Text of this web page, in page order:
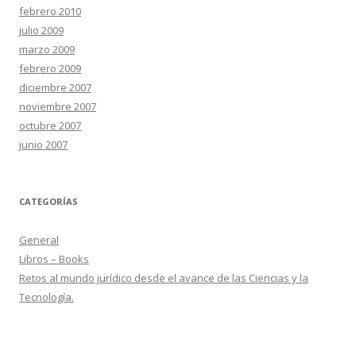
febrero 2010
julio 2009
marzo 2009
febrero 2009
diciembre 2007
noviembre 2007
octubre 2007
junio 2007
CATEGORÍAS
General
Libros – Books
Retos al mundo jurídico desde el avance de las Ciencias y la
Tecnología.